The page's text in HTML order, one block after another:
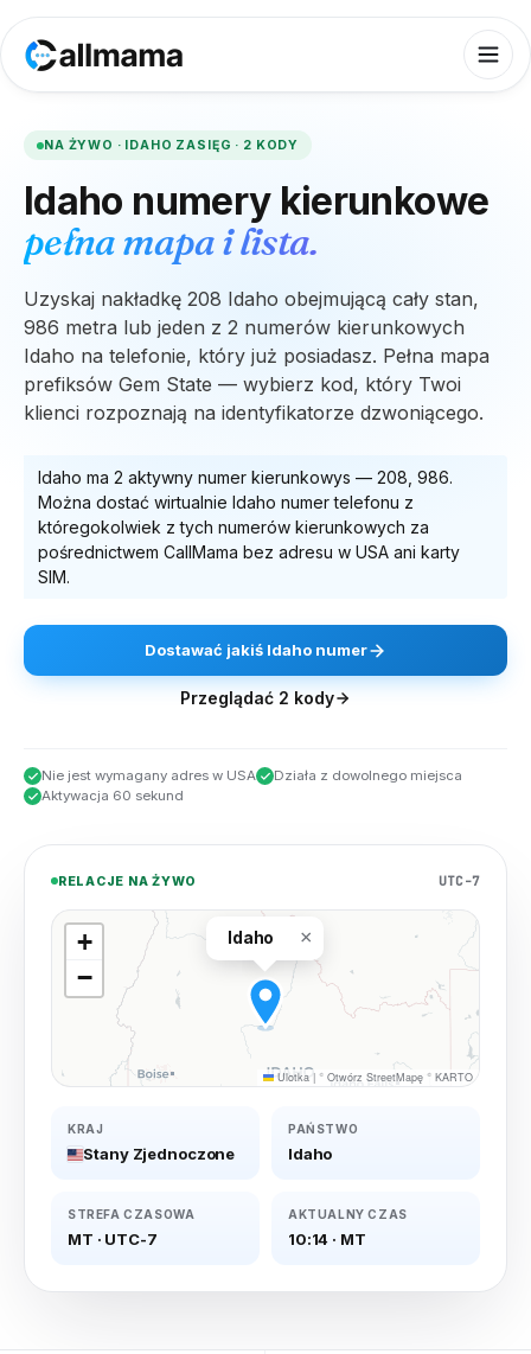
NA ŻYWO · IDAHO ZASIĘG · 2 KODY
Idaho numery kierunkowe
pełna mapa i lista.
Uzyskaj nakładkę 208 Idaho obejmującą cały stan,
986 metra lub jeden z 2 numerów kierunkowych
Idaho na telefonie, który już posiadasz. Pełna mapa
prefiksów Gem State — wybierz kod, który Twoi
klienci rozpoznają na identyfikatorze dzwoniącego.
Idaho ma 2 aktywny numer kierunkowys — 208, 986.
Można dostać wirtualnie Idaho numer telefonu z
któregokolwiek z tych numerów kierunkowych za
pośrednictwem CallMama bez adresu w USA ani karty
SIM.
Dostawać jakiś Idaho numer
Przeglądać 2 kody
Nie jest wymagany adres w USA
Działa z dowolnego miejsca
Aktywacja 60 sekund
RELACJE NA ŻYWO UTC-7
Idaho ×
+
−
Ulotka | © Otwórz StreetMapę © KARTO
KRAJ
Stany Zjednoczone
PAŃSTWO
Idaho
STREFA CZASOWA
MT · UTC-7
AKTUALNY CZAS
10:14 · MT